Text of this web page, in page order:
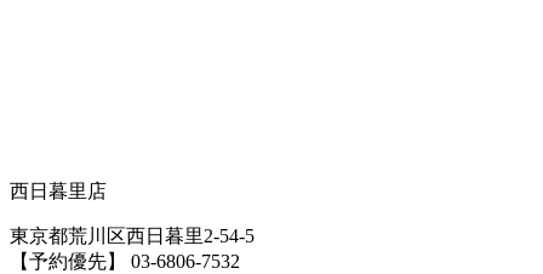
西日暮里店
東京都荒川区西日暮里2-54-5
【予約優先】 03-6806-7532